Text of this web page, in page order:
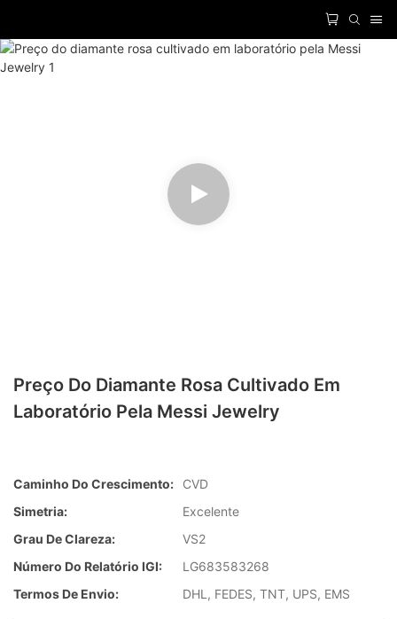
Preço Do Diamante Rosa Cultivado Em
Laboratório Pela Messi Jewelry
Caminho Do Crescimento:
CVD
Simetria:
Excelente
Grau De Clareza:
VS2
Número Do Relatório IGI:
LG683583268
Termos De Envio:
DHL, FEDES, TNT, UPS, EMS